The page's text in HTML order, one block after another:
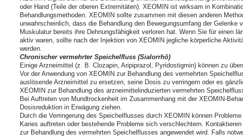
oder Hand (Teile der oberen Extremitäten). XEOMIN ist wirksam in
Behandlungsmethoden. XEOMIN sollte zusammen mit diesen anderen
unwahrscheinlich, dass die Behandlung den Bewegungsumfang der Gelenke
Muskulatur bereits ihre Dehnungsfähigkeit verloren hat. Wenn Sie für einen
aktiv waren, sollte nach der Injektion von XEOMIN jegliche körperliche
werden.
Chronischer vermehrter Speichelfluss (Sialorrhö)
Einige Arzneimittel (z. B. Clozapin, Aripiprazol, Pyridostigmin) können zu
Vor der Anwendung von XEOMIN zur Behandlung des vermehrten
auslösende Arzneimittel zu ersetzen, seine Dosis zu verringern oder es
XEOMIN zur Behandlung des arzneimittelinduzierten vermehrten
Bei Auftreten von Mundtrockenheit im Zusammenhang mit der XEOMIN-
Dosisreduktion in Erwägung ziehen.
Durch die Verringerung des Speichelflusses durch XEOMIN können
Karies auftreten oder bestehende Probleme sich verschlechtern.
zur Behandlung des vermehrten Speichelflusses angewendet wird. Falls